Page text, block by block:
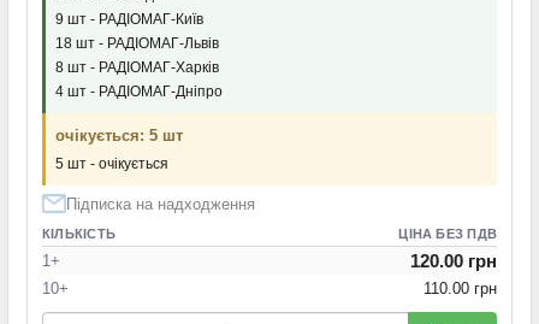
9 шт - РАДІОМАГ-Київ
18 шт - РАДІОМАГ-Львів
8 шт - РАДІОМАГ-Харків
4 шт - РАДІОМАГ-Дніпро
очікується: 5 шт
5 шт - очікується
Підписка на надходження
КІЛЬКІСТЬ ЦІНА БЕЗ ПДВ
1+ 120.00 грн
10+ 110.00 грн